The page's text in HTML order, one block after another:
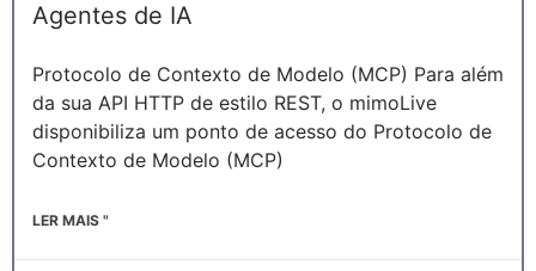
Agentes de IA
Protocolo de Contexto de Modelo (MCP) Para além
da sua API HTTP de estilo REST, o mimoLive
disponibiliza um ponto de acesso do Protocolo de
Contexto de Modelo (MCP)
LER MAIS "